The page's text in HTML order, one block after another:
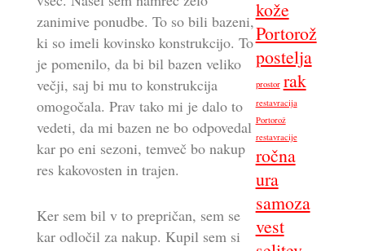
zanimive ponudbe. To so bili bazeni,
ki so imeli kovinsko konstrukcijo. To
je pomenilo, da bi bil bazen veliko
večji, saj bi mu to konstrukcija
omogočala. Prav tako mi je dalo to
vedeti, da mi bazen ne bo odpovedal
kar po eni sezoni, temveč bo nakup
res kakovosten in trajen.
Ker sem bil v to prepričan, sem se
kar odločil za nakup. Kupil sem si
kože
Portorož
postelja
prostor rak
restavracija
Portorož
restavracije
ročna
ura
samoza
vest